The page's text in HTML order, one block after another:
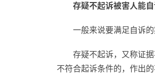
存疑不起诉被害人能
一般来说要满足自诉
存疑不起诉，又称证
不符合起诉条件的，作出